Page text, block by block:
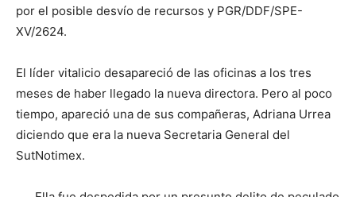
por el posible desvío de recursos y PGR/DDF/SPE-
XV/2624.
El líder vitalicio desapareció de las oficinas a los tres
meses de haber llegado la nueva directora. Pero al poco
tiempo, apareció una de sus compañeras, Adriana Urrea
diciendo que era la nueva Secretaria General del
SutNotimex.